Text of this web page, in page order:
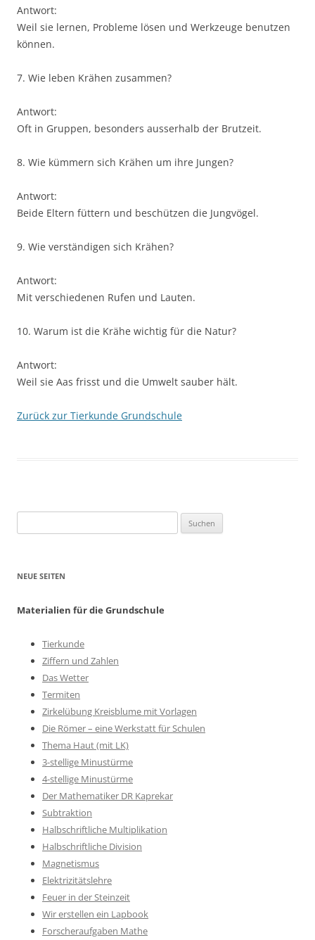
Antwort:
Weil sie lernen, Probleme lösen und Werkzeuge benutzen
können.
7. Wie leben Krähen zusammen?
Antwort:
Oft in Gruppen, besonders ausserhalb der Brutzeit.
8. Wie kümmern sich Krähen um ihre Jungen?
Antwort:
Beide Eltern füttern und beschützen die Jungvögel.
9. Wie verständigen sich Krähen?
Antwort:
Mit verschiedenen Rufen und Lauten.
10. Warum ist die Krähe wichtig für die Natur?
Antwort:
Weil sie Aas frisst und die Umwelt sauber hält.
Zurück zur Tierkunde Grundschule
nach:
NEUE SEITEN
Materialien für die Grundschule
Tierkunde
Ziffern und Zahlen
Das Wetter
Termiten
Zirkelübung Kreisblume mit Vorlagen
Die Römer – eine Werkstatt für Schulen
Thema Haut (mit LK)
3-stellige Minustürme
4-stellige Minustürme
Der Mathematiker DR Kaprekar
Subtraktion
Halbschriftliche Multiplikation
Halbschriftliche Division
Magnetismus
Elektrizitätslehre
Feuer in der Steinzeit
Wir erstellen ein Lapbook
Forscheraufgaben Mathe